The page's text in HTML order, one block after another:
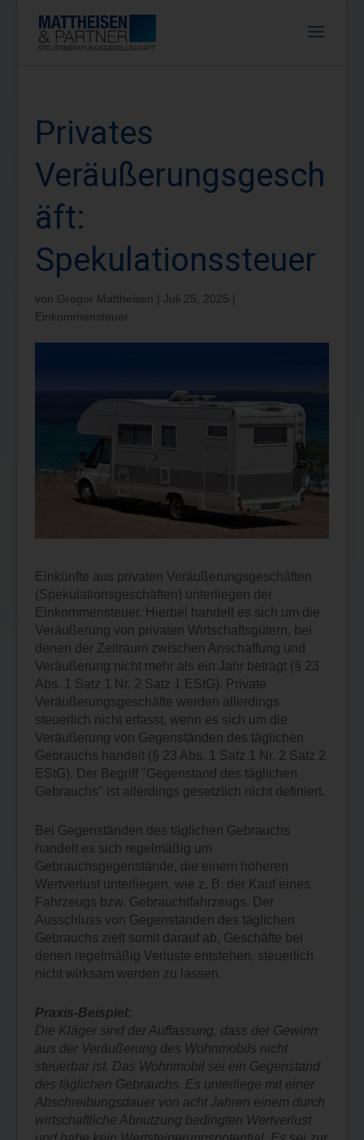
Privates
Veräußerungsgesch
äft:
Spekulationssteuer
von Gregor Mattheisen Juli 25, 2025
Einkommensteuer
Einkünfte aus privaten Veräußerungsgeschäften
(Spekulationsgeschäften) unterliegen der
Einkommensteuer. Hierbei handelt es sich um die
Veräußerung von privaten Wirtschaftsgütern, bei
denen der Zeitraum zwischen Anschaffung und
Veräußerung nicht mehr als ein Jahr beträgt (§ 23
Abs. 1 Satz 1 Nr. 2 Satz 1 EStG). Private
Veräußerungsgeschäfte werden allerdings
steuerlich nicht erfasst, wenn es sich um die
Veräußerung von Gegenständen des täglichen
Gebrauchs handelt (§ 23 Abs. 1 Satz 1 Nr. 2 Satz 2
EStG). Der Begriff "Gegenstand des täglichen
Gebrauchs" ist allerdings gesetzlich nicht definiert.
Bei Gegenständen des täglichen Gebrauchs
handelt es sich regelmäßig um
Gebrauchsgegenstände, die einem höheren
Wertverlust unterliegen, wie z. B. der Kauf eines
Fahrzeugs bzw. Gebrauchtfahrzeugs. Der
Ausschluss von Gegenständen des täglichen
Gebrauchs zielt somit darauf ab, Geschäfte bei
denen regelmäßig Verluste entstehen, steuerlich
nicht wirksam werden zu lassen.
Praxis-Beispiel:
Die Kläger sind der Auffassung, dass der Gewinn
aus der Veräußerung des Wohnmobils nicht
steuerbar ist. Das Wohnmobil sei ein Gegenstand
des täglichen Gebrauchs. Es unterliege mit einer
Abschreibungsdauer von acht Jahren einem durch
wirtschaftliche Abnutzung bedingten Wertverlust